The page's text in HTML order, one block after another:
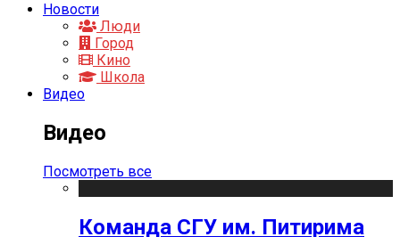
Новости
Люди
Город
Кино
Школа
Видео
Видео
Посмотреть все
Команда СГУ им. Питирима